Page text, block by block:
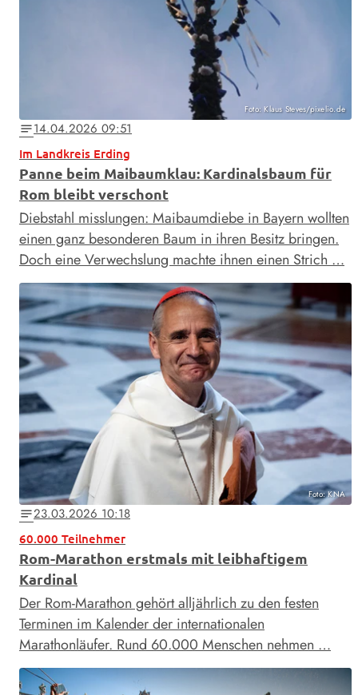
Foto: Klaus Steves/pixelio.de
notes14.04.2026 09:51
Im Landkreis Erding
Panne beim Maibaumklau: Kardinalsbaum für
Rom bleibt verschont
Diebstahl misslungen: Maibaumdiebe in Bayern wollten
einen ganz besonderen Baum in ihren Besitz bringen.
Doch eine Verwechslung machte ihnen einen Strich …
Foto: KNA
notes23.03.2026 10:18
60.000 Teilnehmer
Rom-Marathon erstmals mit leibhaftigem
Kardinal
Der Rom-Marathon gehört alljährlich zu den festen
Terminen im Kalender der internationalen
Marathonläufer. Rund 60.000 Menschen nehmen …